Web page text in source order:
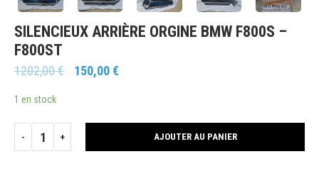
SILENCIEUX ARRIÈRE ORGINE BMW F800S –
F800ST
1202,00€ 150,00€
1 en stock
AJOUTER AU PANIER